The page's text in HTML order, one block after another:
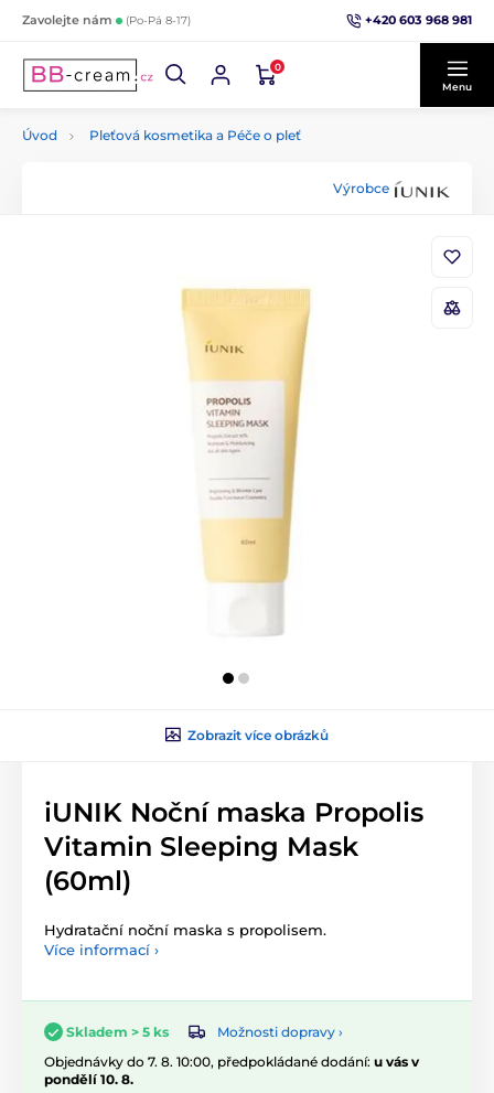
Zavolejte nám (Po-Pá 8-17) +420 603 968 981
0
Menu
Úvod Pleťová kosmetika a Péče o pleť
Výrobce
Zobrazit více obrázků
iUNIK Noční maska Propolis
Vitamin Sleeping Mask
(60ml)
Hydratační noční maska s propolisem.
Více informací ›
Skladem > 5 ks
Možnosti dopravy ›
Objednávky do 7. 8. 10:00, předpokládané dodání: u vás v
pondělí 10. 8.